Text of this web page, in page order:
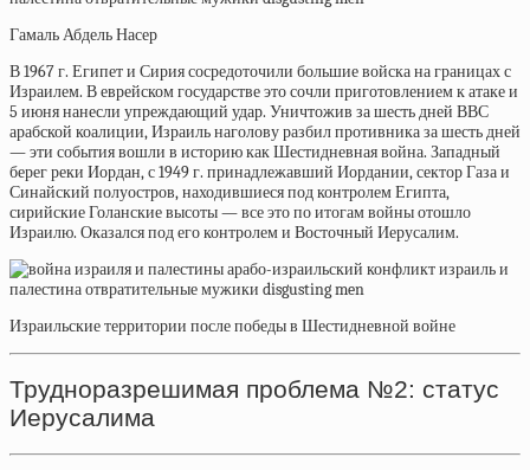
Гамаль Абдель Насер
В 1967 г. Египет и Сирия сосредоточили большие войска на границах с
Израилем. В еврейском государстве это сочли приготовлением к атаке и
5 июня нанесли упреждающий удар. Уничтожив за шесть дней ВВС
арабской коалиции, Израиль наголову разбил противника за шесть дней
— эти события вошли в историю как Шестидневная война. Западный
берег реки Иордан, с 1949 г. принадлежавший Иордании, сектор Газа и
Синайский полуостров, находившиеся под контролем Египта,
сирийские Голанские высоты — все это по итогам войны отошло
Израилю. Оказался под его контролем и Восточный Иерусалим.
Израильские территории после победы в Шестидневной войне
Трудноразрешимая проблема №2: статус
Иерусалима